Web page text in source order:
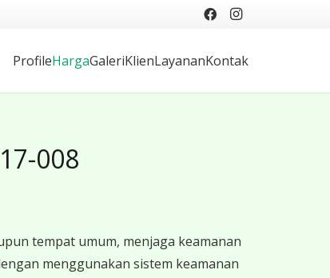
ProfileHargaGaleriKlienLayananKontak
008
tempat umum, menjaga keamanan
menggunakan sistem keamanan